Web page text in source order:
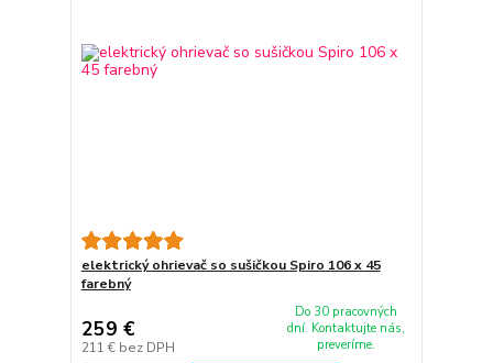
elektrický ohrievač so sušičkou Spiro 106 x 45
farebný
259 €
211 € bez DPH
Do 30 pracovných
dní. Kontaktujte nás,
preveríme.